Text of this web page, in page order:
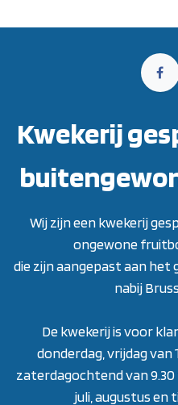
Kwekerij
Wij zijn een kwekerij
ongewone
die zijn aangepast aan het
nabij
De kwekerij is voor
donderdag, vrijdag van
zaterdagochtend van 9.30
juli, augustus en